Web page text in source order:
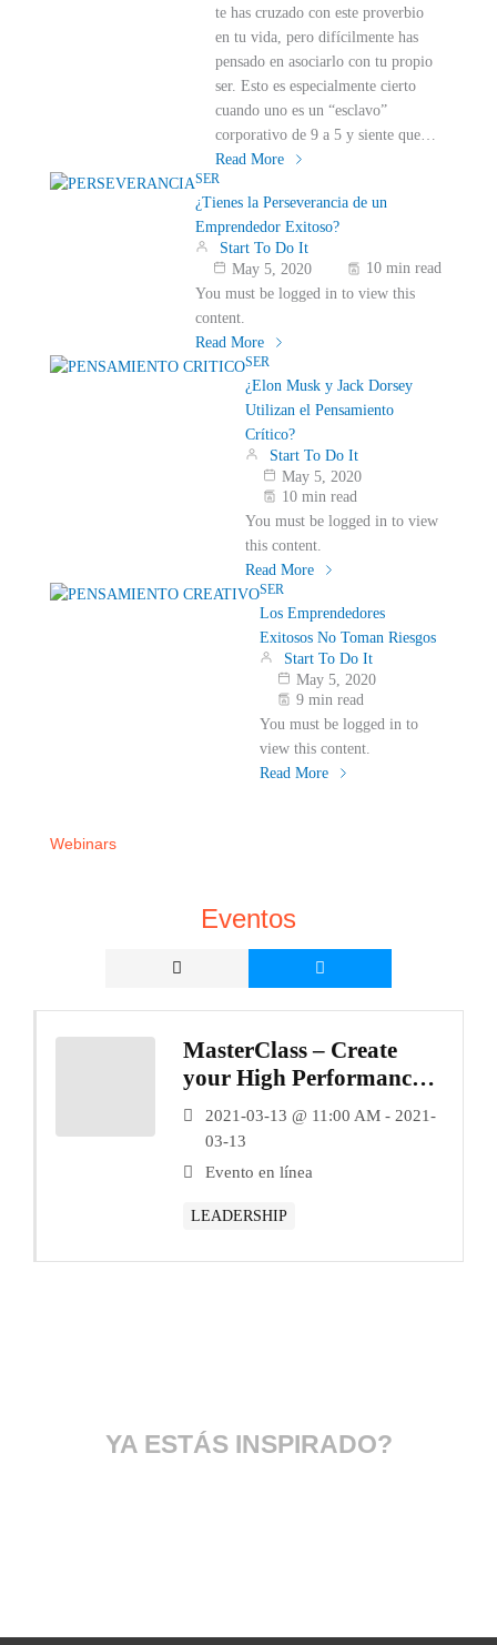
te has cruzado con este proverbio
en tu vida, pero difícilmente has
pensado en asociarlo con tu propio
ser. Esto es especialmente cierto
cuando uno es un “esclavo”
corporativo de 9 a 5 y siente que…
Read More
SER
¿Tienes la Perseverancia de un
Emprendedor Exitoso?
Start To Do It
May 5, 2020
10 min read
You must be logged in to view this
content.
Read More
SER
¿Elon Musk y Jack Dorsey
Utilizan el Pensamiento
Crítico?
Start To Do It
May 5, 2020
10 min read
You must be logged in to view
this content.
Read More
SER
Los Emprendedores
Exitosos No Toman Riesgos
Start To Do It
May 5, 2020
9 min read
You must be logged in to
view this content.
Read More
Webinars
Eventos
MasterClass – Create
your High Performance
Team
2021-03-13 @ 11:00 AM - 2021-
03-13
Evento en línea
LEADERSHIP
YA ESTÁS INSPIRADO?